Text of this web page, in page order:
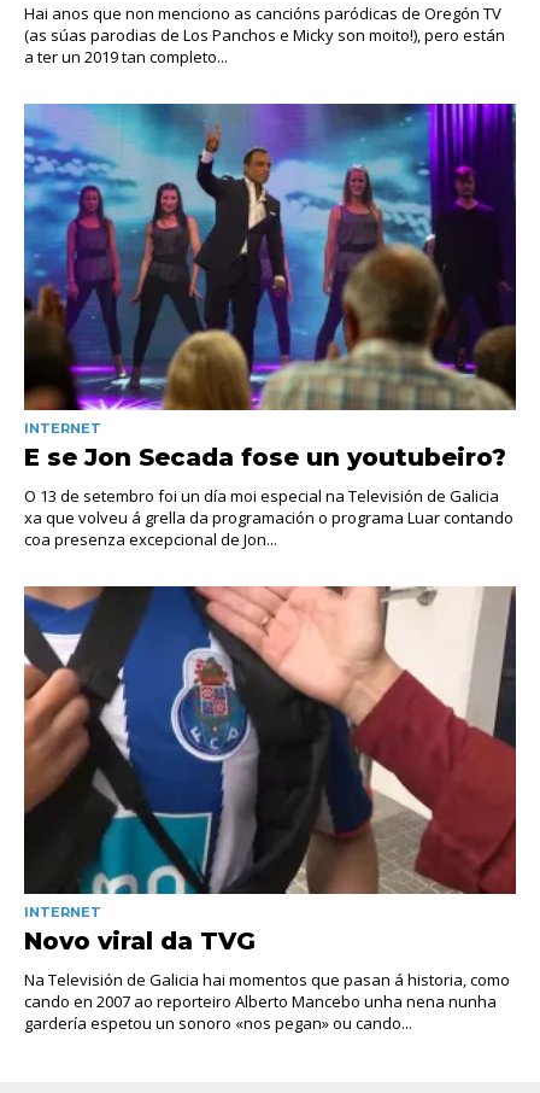
Hai anos que non menciono as cancións paródicas de Oregón TV
(as súas parodias de Los Panchos e Micky son moito!), pero están
a ter un 2019 tan completo...
INTERNET
E se Jon Secada fose un youtubeiro?
O 13 de setembro foi un día moi especial na Televisión de Galicia
xa que volveu á grella da programación o programa Luar contando
coa presenza excepcional de Jon...
INTERNET
Novo viral da TVG
Na Televisión de Galicia hai momentos que pasan á historia, como
cando en 2007 ao reporteiro Alberto Mancebo unha nena nunha
gardería espetou un sonoro «nos pegan» ou cando...